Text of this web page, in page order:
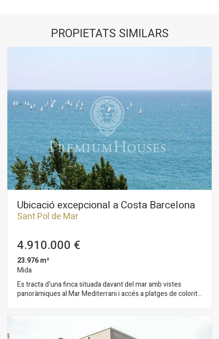
PROPIETATS SIMILARS
Ubicació excepcional a Costa Barcelona
Sant Pol de Mar
4.910.000 €
23.976 m²
Mida
Es tracta d'una finca situada davant del mar amb vistes
panoràmiques al Mar Mediterrani i accés a platges de colorit
Barcelona 40 km. i de Girona 60 km. - Edificabilitat de 8.915 m²